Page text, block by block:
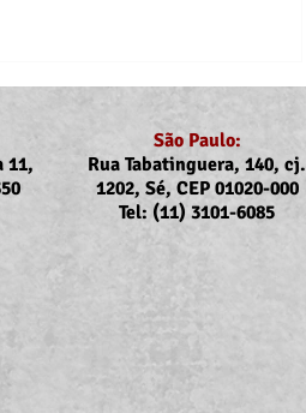
e Sintrajus nas
de Registro, Iguape,
Caraguatatuba e
11,
São Paulo:
Rua Tabatinguera, 140, cj.
1202, Sé, CEP 01020-000
Tel: (11) 3101-6085